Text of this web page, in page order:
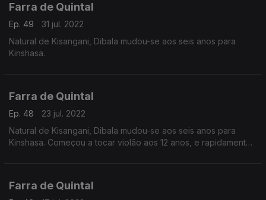
Farra de Quintal
Ep. 49
31 jul. 2022
Natural de Kisangani, Dibala mudou-se aos seis anos para
Kinshasa.
Farra de Quintal
Ep. 48
23 jul. 2022
Natural de Kisangani, Dibala mudou-se aos seis anos para
Kinshasa. Começou a tocar violão aos 12 anos, e rapidamente
Farra de Quintal